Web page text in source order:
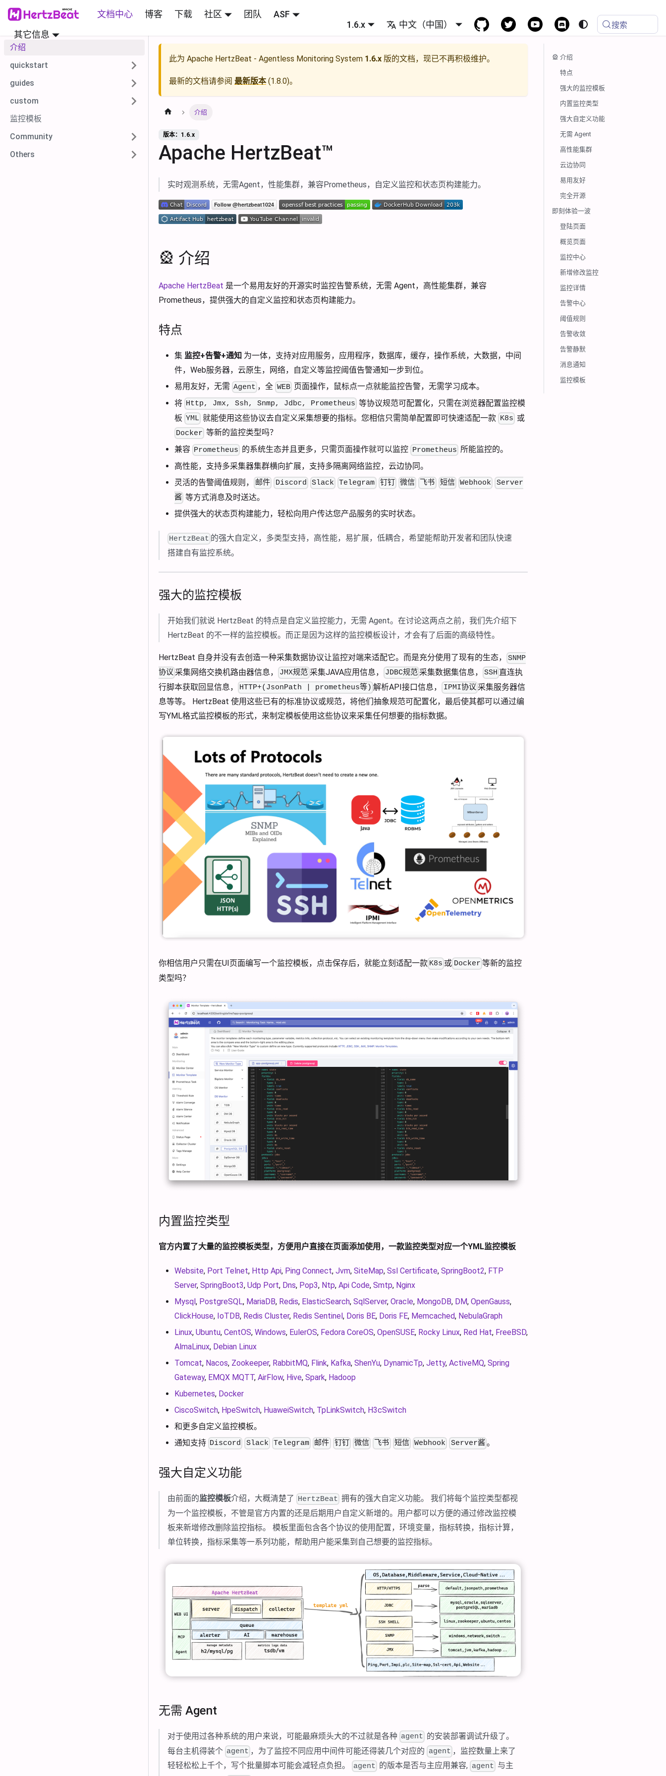
文档中心 博客 下载 社区 团队
ASF
其它信息
1.6.x 中文（中国） 搜索
介绍
quickstart
guides
custom
监控模板
Community
Others
此为 Apache HertzBeat - Agentless Monitoring System 1.6.x 版的文档，现已不再积极维护。
最新的文档请参阅 最新版本(1.8.0)。
介绍
版本：1.6.x
Apache HertzBeat™
实时观测系统，无需Agent，性能集群，兼容Prometheus，自定义监控和状态页构建能力。
🎡 介绍
Apache HertzBeat 是一个易用友好的开源实时监控告警系统，无需 Agent，高性能集群，兼容
Prometheus，提供强大的自定义监控和状态页构建能力。
特点
集 监控+告警+通知 为一体，支持对应用服务，应用程序，数据库，缓存，操作系统，大数据，中间
件，Web服务器，云原生，网络，自定义等监控阈值告警通知一步到位。
易用友好，无需 Agent ，全 WEB页面操作，鼠标点一点就能监控告警，无需学习成本。
将 Http, Jmx, Ssh, Snmp, Jdbc, Prometheus 等协议规范可配置化，只需在浏览器配置监控模
板 YML 就能使用这些协议去自定义采集想要的指标。您相信只需简单配置即可快速适配一款 K8s 或
Docker 等新的监控类型吗？
兼容 Prometheus 的系统生态并且更多，只需页面操作就可以监控 Prometheus 所能监控的。
高性能，支持多采集器集群横向扩展，支持多隔离网络监控，云边协同。
灵活的告警阈值规则，
邮件 Discord Slack Telegram 钉钉 微信 飞书 短信 Webhook
Server
酱 等方式消息及时送达。
提供强大的状态页构建能力，轻松向用户传达您产品服务的实时状态。
HertzBeat 的强大自定义，多类型支持，高性能，易扩展，低耦合，希望能帮助开发者和团队快速
搭建自有监控系统。
强大的监控模板
开始我们就说 HertzBeat 的特点是自定义监控能力，无需 Agent。在讨论这两点之前，我们先介绍下
HertzBeat 的不一样的监控模板。而正是因为这样的监控模板设计，才会有了后面的高级特性。
HertzBeat 自身并没有去创造一种采集数据协议让监控对端来适配它。而是充分使用了现有的生态，
SNMP
协议 采集网络交换机路由器信息， JMX规范 采集JAVA应用信息， JDBC规范 采集数据集信息， SSH 直连执
行脚本获取回显信息，
HTTP+(JsonPath | prometheus等) 解析API接口信息， IPMI协议 采集服务器信
息等等。 HertzBeat 使用这些已有的标准协议或规范，将他们抽象规范可配置化，最后使其都可以通过编
写YML格式监控模板的形式，来制定模板使用这些协议来采集任何想要的指标数据。
你相信用户只需在UI页面编写一个监控模板，点击保存后，就能立刻适配一款 K8s 或 Docker 等新的监控
类型吗？
内置监控类型
官方内置了大量的监控模板类型，方便用户直接在页面添加使用，一款监控类型对应一个YML监控模板
Website, Port Telnet, Http Api, Ping Connect, Jvm, SiteMap, Ssl Certificate, SpringBoot2, FTP
Server, SpringBoot3, Udp Port, Dns, Pop3, Ntp, Api Code, Smtp, Nginx
Mysql, PostgreSQL, MariaDB, Redis, ElasticSearch, SqlServer, Oracle, MongoDB, DM, OpenGauss,
ClickHouse, IoTDB, Redis Cluster, Redis Sentinel, Doris BE, Doris FE, Memcached, NebulaGraph
Linux, Ubuntu, CentOS, Windows, EulerOS, Fedora CoreOS, OpenSUSE, Rocky Linux, Red Hat, FreeBSD,
AlmaLinux, Debian Linux
Tomcat, Nacos, Zookeeper, RabbitMQ, Flink, Kafka, ShenYu, DynamicTp, Jetty, ActiveMQ, Spring
Gateway, EMQX MQTT, AirFlow, Hive, Spark, Hadoop
Kubernetes, Docker
CiscoSwitch, HpeSwitch, HuaweiSwitch, TpLinkSwitch, H3cSwitch
和更多自定义监控模板。
通知支持 Discord Slack Telegram 邮件 钉钉 微信 飞书 短信 Webhook Server酱。
强大自定义功能
由前面的监控模板介绍，大概清楚了 HertzBeat 拥有的强大自定义功能。 我们将每个监控类型都视
为一个监控模板，不管是官方内置的还是后期用户自定义新增的。用户都可以方便的通过修改监控模
板来新增修改删除监控指标。 模板里面包含各个协议的使用配置，环境变量，指标转换，指标计算，
单位转换，指标采集等一系列功能，帮助用户能采集到自己想要的监控指标。
无需 Agent
对于使用过各种系统的用户来说，可能最麻烦头大的不过就是各种 agent 的安装部署调试升级了。
每台主机得装个 agent ，为了监控不同应用中间件可能还得装几个对应的 agent ，监控数量上来了
轻轻松松上千个，写个批量脚本可能会减轻点负担。
agent 的版本是否与主应用兼容, agent 与主
🎡 介绍
特点
强大的监控模板
内置监控类型
强大自定义功能
无需 Agent
高性能集群
云边协同
易用友好
完全开源
即刻体验一波
登陆页面
概览页面
监控中心
新增修改监控
监控详情
告警中心
阈值规则
告警收敛
告警静默
消息通知
监控模板